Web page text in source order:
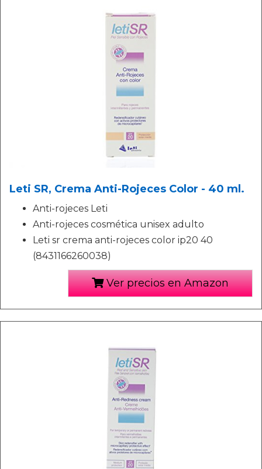
Leti SR, Crema Anti-Rojeces Color - 40 ml.
Anti-rojeces Leti
Anti-rojeces cosmética unisex adulto
Leti sr crema anti-rojeces color ip20 40
(8431166260038)
Ver precios en Amazon